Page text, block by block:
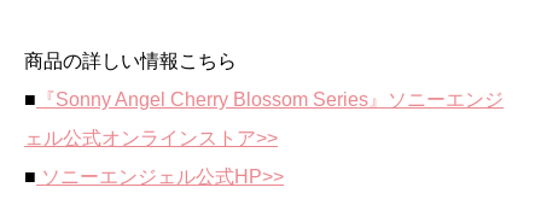
商品の詳しい情報こちら
■ 『Sonny Angel Cherry Blossom Series』ソニーエンジ
ェル公式オンラインストア>>
■ ソニーエンジェル公式HP>>